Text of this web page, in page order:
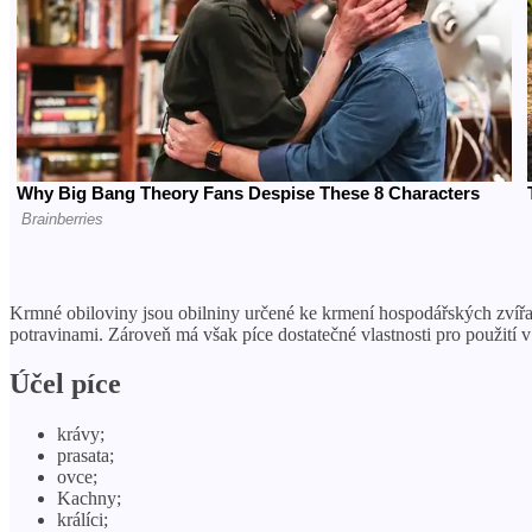
Krmné obiloviny jsou obilniny určené ke krmení hospodářských
potravinami. Zároveň má však píce dostatečné vlastnosti pro použití
Účel píce
krávy;
prasata;
ovce;
Kachny;
králíci;